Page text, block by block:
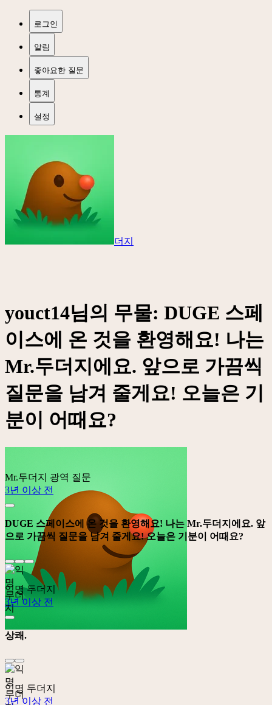
로그인
알림
좋아요한 질문
통계
설정
더지
youct14님의 무물: DUGE 스페
이스에 온 것을 환영해요! 나는
Mr.두더지에요. 앞으로 가끔씩
질문을 남겨 줄게요! 오늘은 기
분이 어때요?
Mr.두더지
광역 질문
3년 이상 전
DUGE 스페이스에 온 것을 환영해요! 나는 Mr.두더지에요. 앞
으로 가끔씩 질문을 남겨 줄게요! 오늘은 기분이 어때요?
익명 두더지
3년 이상 전
상쾌.
익명 두더지
3년 이상 전